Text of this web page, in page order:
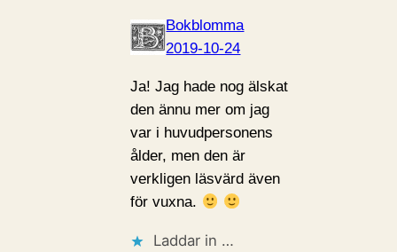
Bokblomma
2019-10-24
Ja! Jag hade nog älskat
den ännu mer om jag
var i huvudpersonens
ålder, men den är
verkligen läsvärd även
för vuxna.
Laddar in …